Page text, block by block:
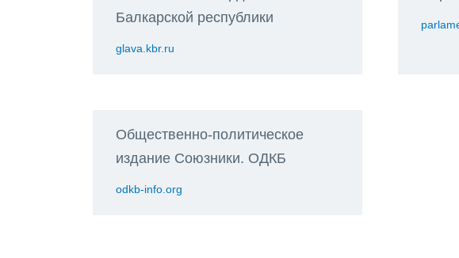
Балкарской республики
glava.kbr.ru
Общественно-политическое
издание Союзники. ОДКБ
odkb-info.org